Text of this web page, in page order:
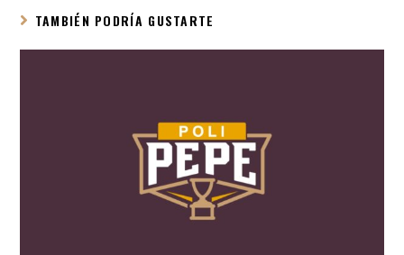
TAMBIÉN PODRÍA GUSTARTE